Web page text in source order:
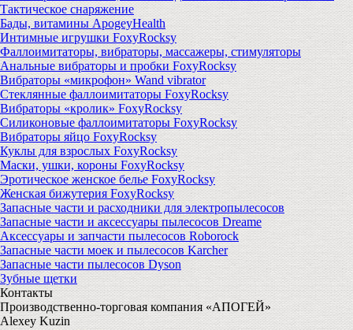
Тактическое снаряжение
Бады, витамины ApogeyHealth
Интимные игрушки FoxyRocksy
Фаллоимитаторы, вибраторы, массажеры, стимуляторы
Анальные вибраторы и пробки FoxyRocksy
Вибраторы «микрофон» Wand vibrator
Стеклянные фаллоимитаторы FoxyRocksy
Вибраторы «кролик» FoxyRocksy
Силиконовые фаллоимитаторы FoxyRocksy
Вибраторы яйцо FoxyRocksy
Куклы для взрослых FoxyRocksy
Маски, ушки, короны FoxyRocksy
Эротическое женское белье FoxyRocksy
Женская бижутерия FoxyRocksy
Запасные части и расходники для электропылесосов
Запасные части и аксессуары пылесосов Dreame
Аксессуары и запчасти пылесосов Roborock
Запасные части моек и пылесосов Karcher
Запасные части пылесосов Dyson
Зубные щетки
Контакты
Производственно-торговая компания «АПОГЕЙ»
Alexey Kuzin